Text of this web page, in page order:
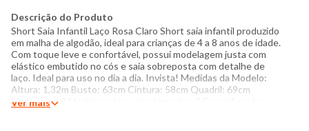
Descrição do Produto
Short Saia Infantil Laço Rosa Claro Short saia infantil produzido
em malha de algodão, ideal para crianças de 4 a 8 anos de idade.
Com toque leve e confortável, possui modelagem justa com
elástico embutido no cós e saia sobreposta com detalhe de
laço. Ideal para uso no dia a dia. Invista! Medidas da Modelo:
Altura: 1,32m Busto: 63cm Cintura: 58cm Quadril: 69cm
Manequim: 8 Modelo veste peça tamanho: 8 Especificações: -
Ver mais